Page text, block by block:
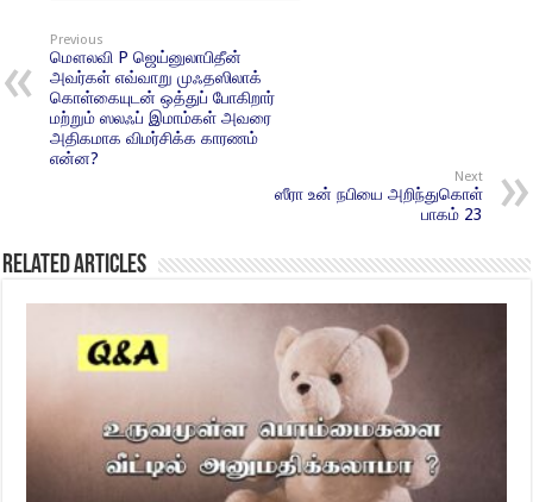
Previous
மௌலவி P ஜெய்னுலாபிதீன்
அவர்கள் எவ்வாறு முஃதஸிலாக்
கொள்கையுடன் ஒத்துப் போகிறார்
மற்றும் ஸலஃப் இமாம்கள் அவரை
அதிகமாக விமர்சிக்க காரணம்
என்ன?
Next
ஸீரா உன் நபியை அறிந்துகொள்
பாகம் 23
Related Articles